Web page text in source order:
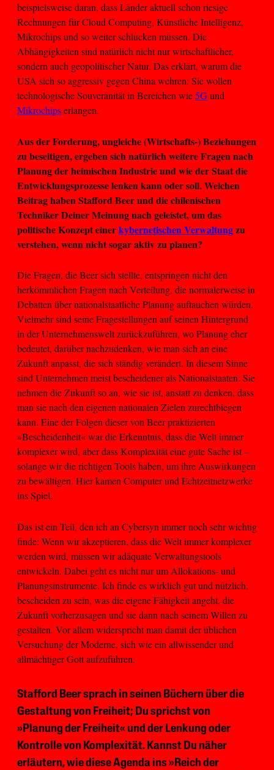
beispielsweise daran, dass Länder aktuell schon riesige
Rechnungen für Cloud Computing, Künstliche Intelligenz,
Mikrochips und so weiter schlucken müssen. Die
Abhängigkeiten sind natürlich nicht nur wirtschaftlicher,
sondern auch geopolitischer Natur. Das erklärt, warum die
USA sich so aggressiv gegen China wehren: Sie wollen
technologische Souveränität in Bereichen wie5Gund
Mikrochipserlangen.
Aus der Forderung, ungleiche (Wirtschafts-) Beziehungen
zu beseitigen, ergeben sich natürlich weitere Fragen nach
Planung der heimischen Industrie und wie der Staat die
Entwicklungsprozesse lenken kann oder soll. Welchen
Beitrag haben Stafford Beer und die chilenischen
Techniker Deiner Meinung nach geleistet, um das
politische Konzept einerkybernetischen Verwaltungzu
verstehen, wenn nicht sogar aktiv zu planen?
Die Fragen, die Beer sich stellte, entspringen nicht den
herkömmlichen Fragen nach Verteilung, die normalerweise in
Debatten über nationalstaatliche Planung auftauchen würden.
Vielmehr sind seine Fragestellungen auf seinen Hintergrund
in der Unternehmenswelt zurückzuführen, wo Planung eher
bedeutet, darüber nachzudenken, wie man sich an eine
Zukunft anpasst, die sich ständig verändert. In diesem Sinne
sind Unternehmen meist bescheidener als Nationalstaaten: Sie
nehmen die Zukunft so an, wie sie ist, anstatt zu denken, dass
man sie nach den eigenen nationalen Zielen zurechtbiegen
kann. Eine der Folgen dieser von Beer praktizierten
»Bescheidenheit« war die Erkenntnis, dass die Welt immer
komplexer wird, aber dass Komplexität eine gute Sache ist –
solange wir die richtigen Tools haben, um ihre Auswirkungen
zu bewältigen. Hier kamen Computer und Echtzeitnetzwerke
ins Spiel.
Das ist ein Teil, den ich an Cybersyn immer noch sehr wichtig
finde: Wenn wir akzeptieren, dass die Welt immer komplexer
werden wird, müssen wir adäquate Verwaltungstools
entwickeln. Dabei geht es nicht nur um Allokations- und
Planungsinstrumente. Ich finde es wirklich gut und nützlich,
bescheiden zu sein, was die eigene Fähigkeit angeht, die
Zukunft vorherzusagen und sie dann nach seinem Willen zu
gestalten. Vor allem widerspricht man damit der üblichen
Versuchung der Moderne, sich wie ein allwissender und
allmächtiger Gott aufzuführen.
Stafford Beer sprach in seinen Büchern über die
Gestaltung von Freiheit; Du sprichst von
»Planung der Freiheit« und der Lenkung oder
Kontrolle von Komplexität. Kannst Du näher
erläutern, wie diese Agenda ins »Reich der